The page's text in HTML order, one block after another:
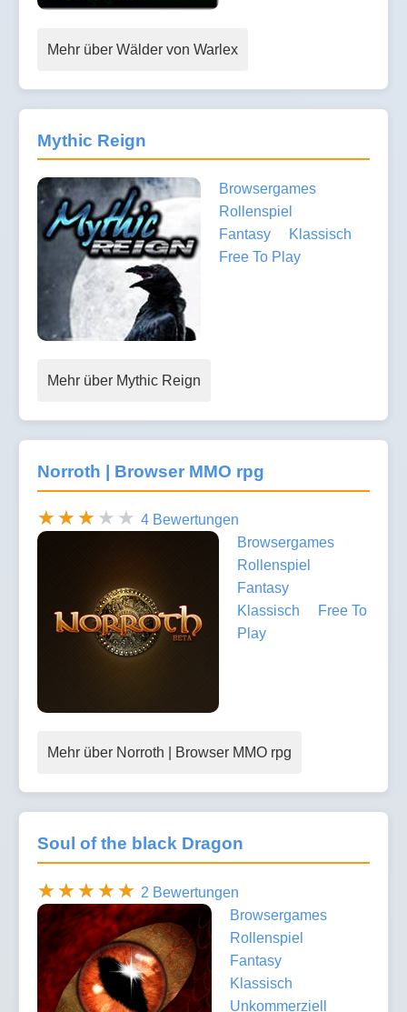
Mehr über Wälder von Warlex
Mythic Reign
Browsergames
Rollenspiel
Fantasy
Klassisch
Free To Play
Mehr über Mythic Reign
Norroth | Browser MMO rpg
4 Bewertungen
Browsergames
Rollenspiel
Fantasy
Klassisch
Free To
Play
Mehr über Norroth | Browser MMO rpg
Soul of the black Dragon
2 Bewertungen
Browsergames
Rollenspiel
Fantasy
Klassisch
Unkommerziell